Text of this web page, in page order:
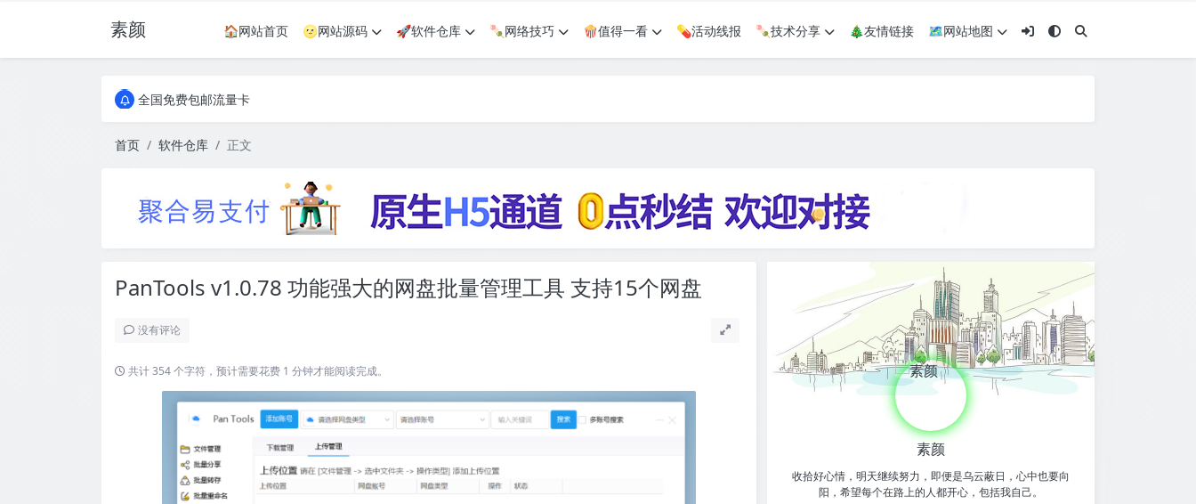
素颜 🏠网站首页 🌝网站源码 🚀软件仓库 🍡网络技巧 🍿值得一看 💊活动线报 🍡技术分享 🎄友情链接
🗺网站地图
全国免费包邮流量卡
全国免费包邮流量卡
首页
软件仓库 正文
PanTools v1.0.78 功能强大的网盘批量管理工具 支持15个网盘
没有评论
共计 354 个字符，预计需要花费 1 分钟才能阅读完成。
素颜
收拾好心情，明天继续努力，即便是乌云蔽日，心中也要向
阳，希望每个在路上的人都开心，包括我自己。